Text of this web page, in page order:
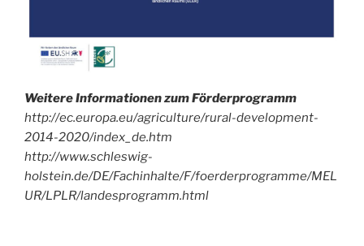
Weitere Informationen zum Förderprogramm
http://ec.europa.eu/agriculture/rural-development-
2014-2020/index_de.htm
http://www.schleswig-
holstein.de/DE/Fachinhalte/F/foerderprogramme/MEL
UR/LPLR/landesprogramm.html